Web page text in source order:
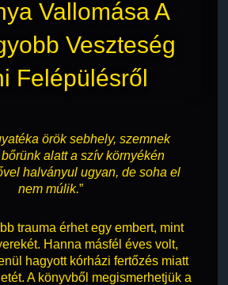
Vallomása A
Veszteség
Felépülésről
örök sebhely, szemnek
alatt a szív környékén
halványul ugyan, de soha el
nem múlik.”
trauma érhet egy embert, mint
Hanna másfél éves volt,
hagyott kórházi fertőzés miatt
A könyvből megismerhetjük a